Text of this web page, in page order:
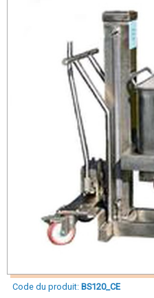
Code du produit: BS120_CE